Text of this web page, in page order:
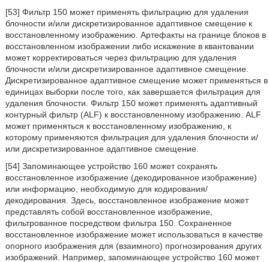
[53] Фильтр 150 может применять фильтрацию для удаления
блочности и/или дискретизированное адаптивное смещение к
восстановленному изображению. Артефакты на границе блоков в
восстановленном изображении либо искажение в квантовании
может корректироваться через фильтрацию для удаления
блочности и/или дискретизированное адаптивное смещение.
Дискретизированное адаптивное смещение может применяться в
единицах выборки после того, как завершается фильтрация для
удаления блочности. Фильтр 150 может применять адаптивный
контурный фильтр (ALF) к восстановленному изображению. ALF
может применяться к восстановленному изображению, к
которому применяются фильтрация для удаления блочности и/
или дискретизированное адаптивное смещение.
[54] Запоминающее устройство 160 может сохранять
восстановленное изображение (декодированное изображение)
или информацию, необходимую для кодирования/
декодирования. Здесь, восстановленное изображение может
представлять собой восстановленное изображение,
фильтрованное посредством фильтра 150. Сохраненное
восстановленное изображение может использоваться в качестве
опорного изображения для (взаимного) прогнозирования других
изображений. Например, запоминающее устройство 160 может